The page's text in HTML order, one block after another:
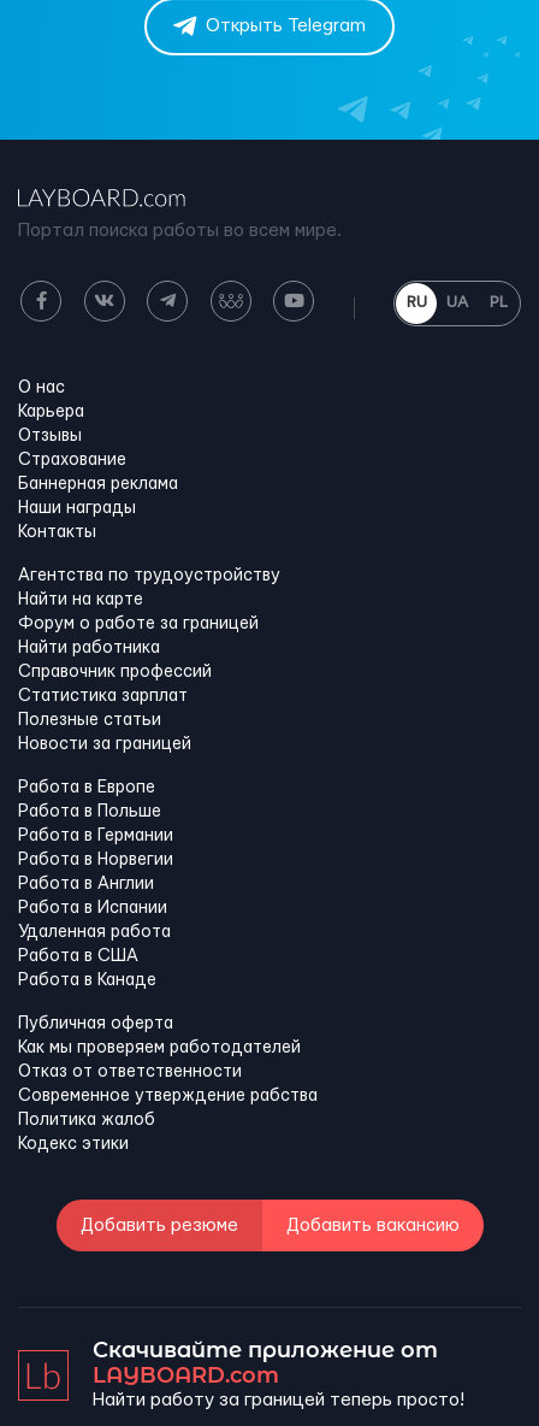
Открыть Telegram
Портал поиска работы во всем мире.
RU UA PL
О нас
Карьера
Отзывы
Страхование
Баннерная реклама
Наши награды
Контакты
Агентства по трудоустройству
Найти на карте
Форум о работе за границей
Найти работника
Справочник профессий
Статистика зарплат
Полезные статьи
Новости за границей
Работа в Европе
Работа в Польше
Работа в Германии
Работа в Норвегии
Работа в Англии
Работа в Испании
Удаленная работа
Работа в США
Работа в Канадe
Публичная оферта
Как мы проверяем работодателей
Отказ от ответственности
Современное утверждение рабства
Политика жалоб
Кодекс этики
Добавить резюме Добавить вакансию
Скачивайте приложение от
LAYBOARD.com
Найти работу за границей теперь просто!